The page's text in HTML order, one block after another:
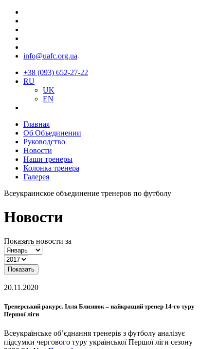
info@uafc.org.ua
+38 (093) 652-27-22
RU
UK
EN
Главная
Об Объединении
Руководство
Новости
Наши тренеры
Колонка тренера
Галерея
Всеукраинское объединение тренеров по футболу
Новости
Показать новости за
Показать
20.11.2020
Тренерський ракурс. Ілля Близнюк – найкращий тренер 14-го туру
Першої ліги
Всеукраїнське об’єднання тренерів з футболу аналізує
підсумки чергового туру української Першої ліги сезону